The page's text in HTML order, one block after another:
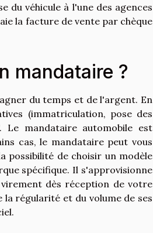
du véhicule à l'une des agences
la facture de vente par chèque
mandataire ?
du temps et de l'argent. En
(immatriculation, pose des
mandataire automobile est
cas, le mandataire peut vous
possibilité de choisir un modèle
spécifique. Il s'approvisionne
dès réception de votre
régularité et du volume de ses